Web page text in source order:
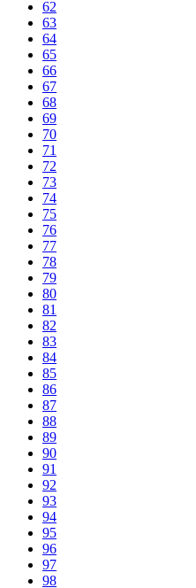
62
63
64
65
66
67
68
69
70
71
72
73
74
75
76
77
78
79
80
81
82
83
84
85
86
87
88
89
90
91
92
93
94
95
96
97
98